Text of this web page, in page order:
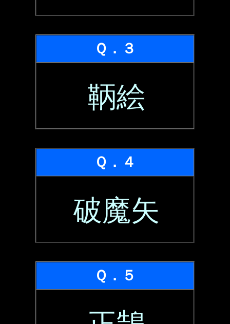
Ｑ．３
鞆絵
Ｑ．４
破魔矢
Ｑ．５